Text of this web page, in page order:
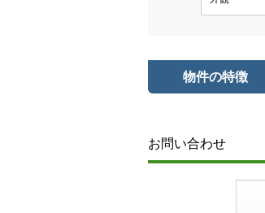
物件の特徴
お問い合わせ